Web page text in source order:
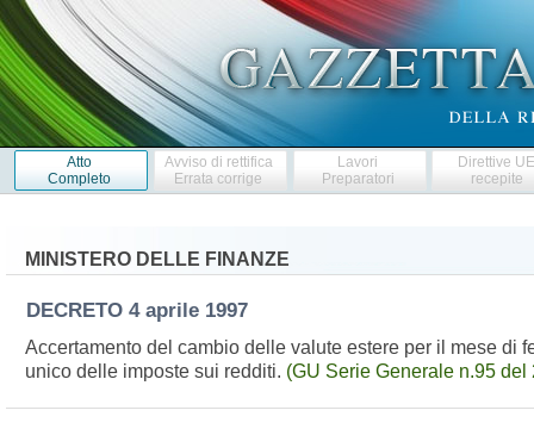
Atto
Completo
Avviso di rettifica
Errata corrige
Lavori
Preparatori
Direttive
recepite
MINISTERO DELLE FINANZE
DECRETO 4 aprile 1997
Accertamento del cambio delle valute estere per il mese di
unico delle imposte sui redditi. (GU Serie Generale n.95 del